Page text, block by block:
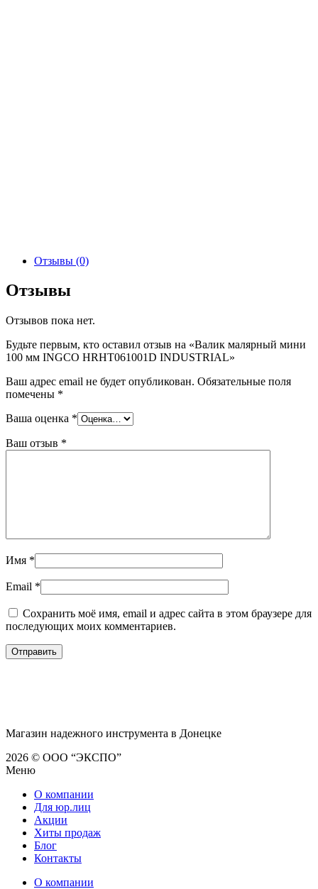
Отзывы (0)
Отзывы
Отзывов пока нет.
Будьте первым, кто оставил отзыв на «Валик малярный мини
100 мм INGCO HRHT061001D INDUSTRIAL»
Ваш адрес email не будет опубликован. Обязательные поля
помечены *
Ваша оценка *
Ваш отзыв *
Имя *
Email *
Сохранить моё имя, email и адрес сайта в этом браузере для
последующих моих комментариев.
Магазин надежного инструмента в Донецке
2026 © ООО “ЭКСПО”
Меню
О компании
Для юр.лиц
Акции
Хиты продаж
Блог
Контакты
О компании